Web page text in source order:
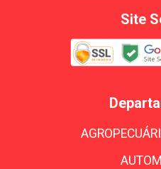
Site